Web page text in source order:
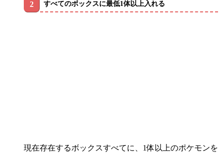
すべてのボックスに最低1体以上入れる
現在存在するボックスすべてに、1体以上のポケモンを